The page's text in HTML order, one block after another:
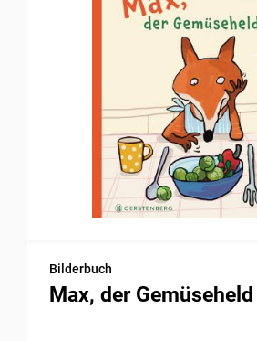
Bilderbuch
Max, der Gemüseheld